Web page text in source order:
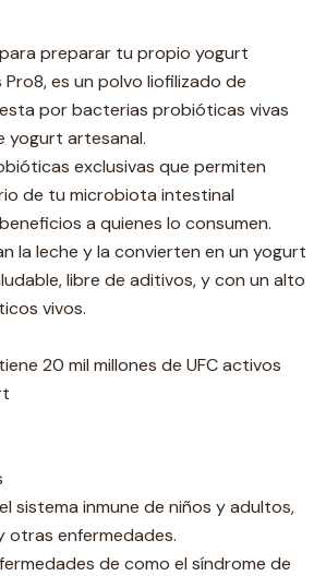
preparar tu propio yogurt
es un polvo liofilizado de
por bacterias probióticas vivas
yogurt artesanal.
exclusivas que permiten
de tu microbiota intestinal
a quienes lo consumen.
la leche y la convierten en un yogurt
libre de aditivos, y con un alto
vivos.
20 mil millones de UFC activos
sistema inmune de niños y adultos,
otras enfermedades.
de como el síndrome de